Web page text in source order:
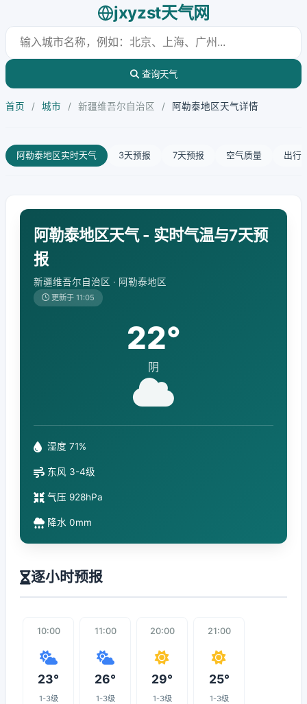
jxyzst天气网
查询天气
首页 / 城市 / 新疆维吾尔自治区 / 阿勒泰地区天气详情
阿勒泰地区实时天气 3天预报 7天预报 空气质量 出行
阿勒泰地区天气 - 实时气温与7天预
报
新疆维吾尔自治区 · 阿勒泰地区
更新于 11:05
22°
阴
湿度 71%
东风 3-4级
气压 928hPa
降水 0mm
逐小时预报
10:00
23°
1-3级
11:00
26°
1-3级
20:00
29°
1-3级
21:00
25°
1-3级